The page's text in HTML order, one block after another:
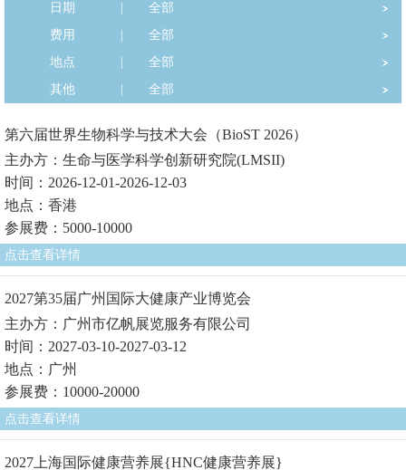
日期
全部
费用
全部
地点
全部
其他
全部
第六届世界生物科学与技术大会（BioST 2026）
主办方：生命与医学科学创新研究院(LMSII)
时间：2026-12-01-2026-12-03
地点：香港
参展费：5000-10000
点击查看详情
2027第35届广州国际大健康产业博览会
主办方：广州市亿帆展览服务有限公司
时间：2027-03-10-2027-03-12
地点：广州
参展费：10000-20000
点击查看详情
2027上海国际健康营养展{HNC健康营养展}